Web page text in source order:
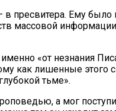
пре­сви­те­ра. Ему
мас­со­вой
«от незна­ния
как ли­шен­ные это­го
тьме».
а мог